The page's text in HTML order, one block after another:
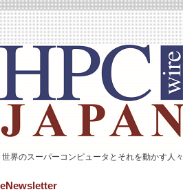
世界のスーパーコンピュータとそれを動かす人々
eNewsletter